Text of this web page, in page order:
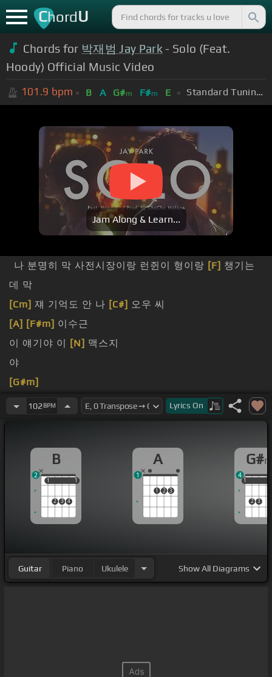
ChordU
Chords for 박재범 Jay Park - Solo (Feat.
Hoody) Official Music Video
101.9 bpm B A G#m F#m E Standard Tuning (EADGBE)
Jam Along & Learn...
나 분명히 막 사전시장이랑 런쥔이 형이랑 [F] 챙기는
데 막
[Cm] 쟤 기억도 안 나 [C#] 오우 씨
[A] [F#m] 이수근
이 얘기야 이
[N] 맥스지
야
[G#m]
102 BPM Lyrics On
B
1
2 3 4
1
1 1
2
A
1 2 3
1
G#
1
2 3
1
4
Guitar Piano Ukulele ShowAll Diagrams